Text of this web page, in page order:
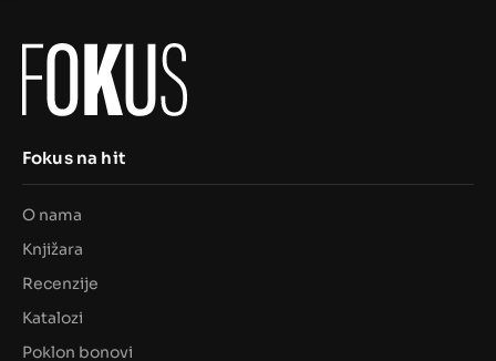
Fokus na hit
O nama
Knjižara
Recenzije
Katalozi
Poklon bonovi